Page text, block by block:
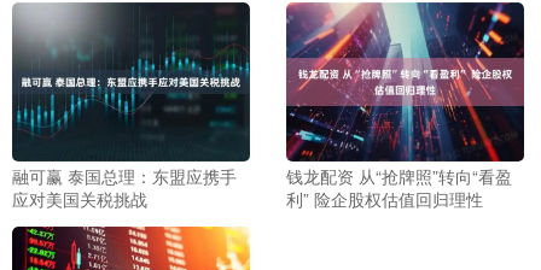
融可赢 泰国总理：东盟应携手
应对美国关税挑战
钱龙配资 从“抢牌照”转向“看盈
利” 险企股权估值回归理性